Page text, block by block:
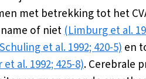
met betrekking tot het
of niet(Limburg et al.
et al. 1992; 420-5)en
al. 1992; 425-8). Cerebrale